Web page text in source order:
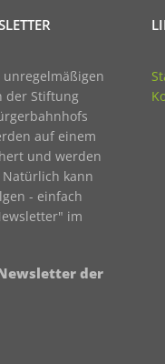
der Stiftung
auf einem
und werden
kann
- einfach
im
der